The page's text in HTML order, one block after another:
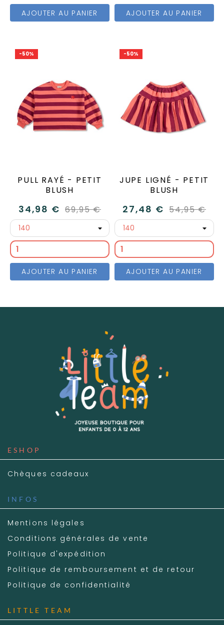
AJOUTER AU PANIER AJOUTER AU PANIER
-50%
PULL RAYÉ - PETIT
BLUSH
34,98 € 69,95 €
AJOUTER AU PANIER
-50%
JUPE LIGNÉ - PETIT
BLUSH
27,48 € 54,95 €
AJOUTER AU PANIER
ESHOP
Chèques cadeaux
INFOS
Mentions légales
Conditions générales de vente
Politique d'expédition
Politique de remboursement et de retour
Politique de confidentialité
LITTLE TEAM